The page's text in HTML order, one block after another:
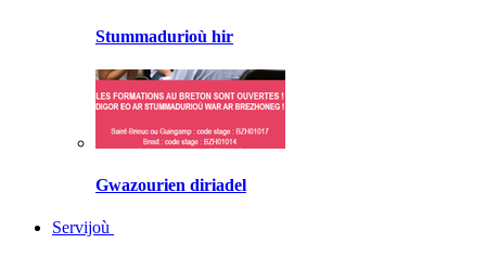
Stummadurioù hir
Gwazourien diriadel
Servijoù